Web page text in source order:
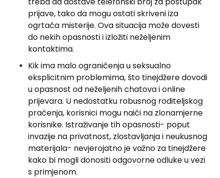
prijave, tako da mogu ostati skriveni iza
ogrtača misterije. Ova situacija može dovesti
do nekih opasnosti i izložiti neželjenim
kontaktima.
Kik ima malo ograničenja u seksualno
eksplicitnim problemima, što tinejdžere dovodi
u opasnost od neželjenih chatova i online
prijevara. U nedostatku robusnog roditeljskog
praćenja, korisnici mogu naići na zlonamjerne
korisnike. Istraživanje tih opasnosti- poput
invazije na privatnost, zlostavljanja i neukusnog
materijala- nevjerojatno je važno za tinejdžere
kako bi mogli donositi odgovorne odluke u vezi
s primjenom.